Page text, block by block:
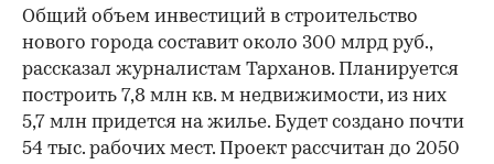
Общий объем инвестиций в строительство
нового города составит около 300 млрд руб.,
рассказал журналистам Тарханов. Планируется
построить 7,8 млн кв. м недвижимости, из них
5,7 млн придется на жилье. Будет создано почти
54 тыс. рабочих мест. Проект рассчитан до 2050